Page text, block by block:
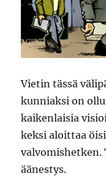
Vietin tässä
kunniaksi on
kaikenlaisia
keksi aloittaa
valvomishetken.
äänestys.